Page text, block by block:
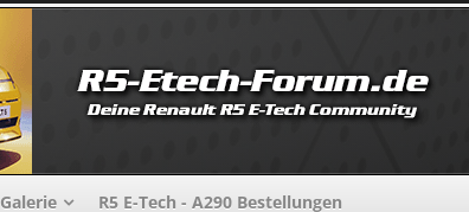
Galerie R5 E-Tech - A290 Bestellungen